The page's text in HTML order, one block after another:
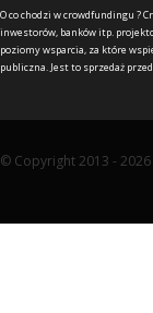
O co chodzi w crowdfundingu ?
inwestorów, banków itp.
poziomy wsparcia, za które
publiczna. Jest to sprzedaż
© Copyright 2013 -